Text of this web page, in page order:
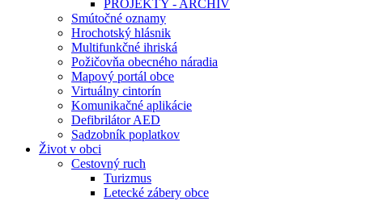
PROJEKTY - ARCHÍV
Smútočné oznamy
Hrochotský hlásnik
Multifunkčné ihriská
Požičovňa obecného náradia
Mapový portál obce
Virtuálny cintorín
Komunikačné aplikácie
Defibrilátor AED
Sadzobník poplatkov
Život v obci
Cestovný ruch
Turizmus
Letecké zábery obce